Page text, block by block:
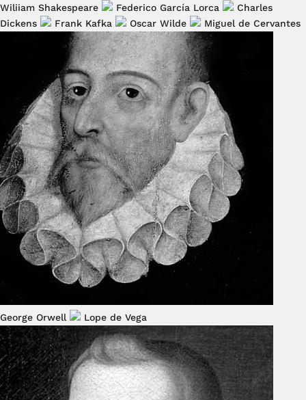
Wiliiam Shakespeare Federico García Lorca
Charles
Dickens
Frank Kafka Oscar Wilde Miguel de Cervantes
George Orwell Lope de Vega